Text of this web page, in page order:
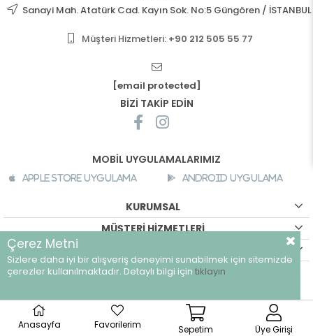
Sanayi Mah. Atatürk Cad. Kayın Sok. No:5 Güngören / İSTANBUL
Müşteri Hizmetleri: +90 212 505 55 77
[email protected]
BİZİ TAKİP EDİN
MOBİL UYGULAMALARIMIZ
Apple Store Uygulama Android Uygulama
KURUMSAL
MÜŞTERİ HİZMETLERİ
©breeze.com.tr - Tüm hakları saklıdır.
Anasayfa Favorilerim Sepetim Üye Girişi
Çerez Metni
Sizlere daha iyi bir alışveriş deneyimi sunabilmek için sitemizde
çerezler kullanılmaktadır. Detaylı bilgi için tıklayın